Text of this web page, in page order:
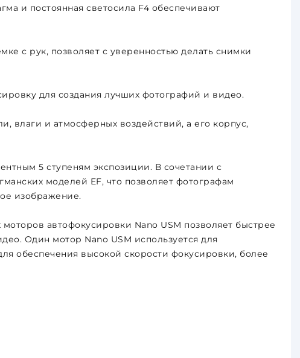
и постоянная светосила F4 обеспечивают
с рук, позволяет с уверенностью делать снимки
для создания лучших фотографий и видео.
влаги и атмосферных воздействий, а его корпус,
5 ступеням экспозиции. В сочетании с
моделей EF, что позволяет фотографам
изображение.
автофокусировки Nano USM позволяет быстрее
Один мотор Nano USM используется для
обеспечения высокой скорости фокусировки, более